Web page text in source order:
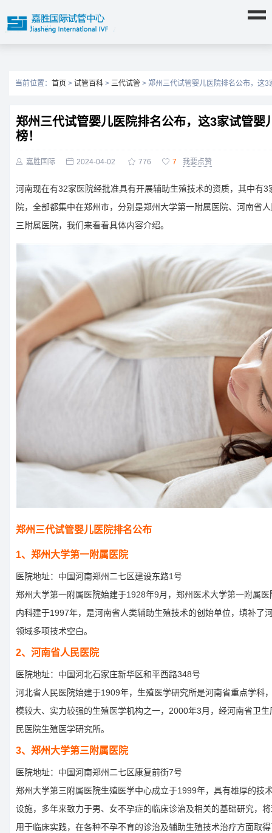
当前位置： 首页 > 试管百科 > 三代试管 > 郑州三代试管婴儿医院排名公布，这
郑州三代试管婴儿医院排名公布，这3家试管婴
榜！
 嘉胜国际  2024-04-02  776  7 我要点赞
河南现在有32家医院经批准具有开展辅助生殖技术的资质，其中有3
院，全部都集中在郑州市，分别是郑州大学第一附属医院、河南省
三附属医院，我们来看看具体内容介绍。
郑州三代试管婴儿医院排名公布
1、郑州大学第一附属医院
医院地址：中国河南郑州二七区建设东路1号
郑州大学第一附属医院始建于1928年9月，郑州医术大学第一附属
内科建于1997年，是河南省人类辅助生殖技术的创始单位，填补了
领域多项技术空白。
2、河南省人民医院
医院地址：中国河北石家庄新华区和平西路348号
河北省人民医院始建于1909年，生殖医学研究所是河南省重点学科
模较大、实力较强的生殖医学机构之一，2000年3月，经河南省卫
民医院生殖医学研究所。
3、郑州大学第三附属医院
医院地址：中国河南郑州二七区康复前街7号
郑州大学第三附属医院生殖医学中心成立于1999年，具有雄厚的技
设施，多年来致力于男、女不孕症的临床诊治及相关的基础研究，
用于临床实践，在各种不孕不育的诊治及辅助生殖技术治疗方面取